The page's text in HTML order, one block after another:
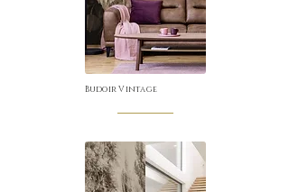
Budoir Vintage